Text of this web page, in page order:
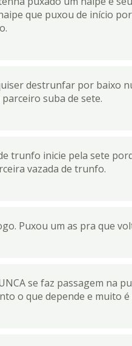
que puxou de início
destrunfar por baixo
suba de sete.
trunfo inicie pela sete
vazada de trunfo.
Puxou um as pra que
se faz passagem na
o que depende e muito